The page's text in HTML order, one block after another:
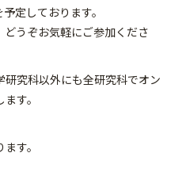
定しております。
うぞお気軽にご参加くださ
究科以外にも全研究科でオン
す。
す。